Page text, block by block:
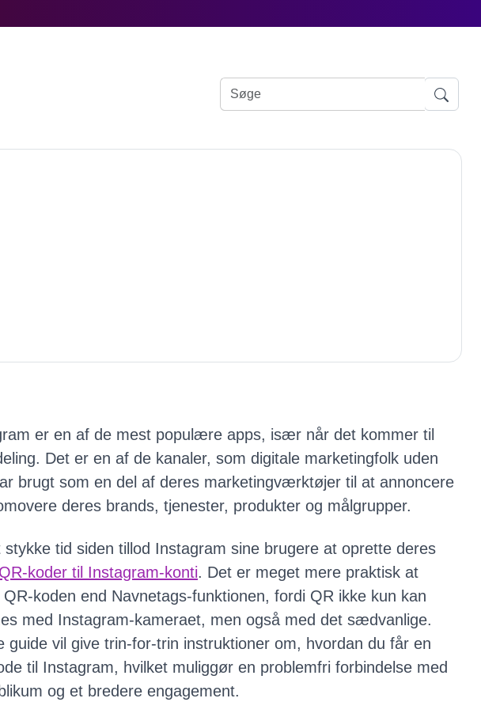
er en af ​​de mest populære apps, især når det kommer til
Det er en af ​​de kanaler, som digitale marketingfolk uden
brugt som en del af deres marketingværktøjer til at annoncere
deres brands, tjenester, produkter og målgrupper.
stykke tid siden tillod Instagram sine brugere at oprette deres
QR-koder til Instagram-konti. Det er meget mere praktisk at
QR-koden end Navnetags-funktionen, fordi QR ikke kun kan
med Instagram-kameraet, men også med det sædvanlige.
guide vil give trin-for-trin instruktioner om, hvordan du får en
til Instagram, hvilket muliggør en problemfri forbindelse med
og et bredere engagement.